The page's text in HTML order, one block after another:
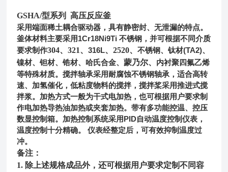
GSHA/型系列 高压反应釜
采用端面稀土耦合驱动器，具有静密封、无泄漏的特点。
釜体材料主要采用1Cr18Ni9Ti不锈钢，并可根据不同介质
要求制作304、321、316L、2520、不锈钢、钛材(TA2)、
镍材、钽材、锆材、哈氏合金、蒙乃尔、 内衬聚四氟乙烯
等特殊材质。搅拌轴承采用耐腐蚀不锈钢轴承，适合高转
速、加氢催化，低粘度物料的搅拌，搅拌桨采用推进式搅
拌浆。加热方式一般为干式电加热，也可根据用户要求制
作电加热导热油加热或夹套加热。带有多功能控温、控压
数显控制箱。加热控制系统采用PID自动温度控制仪表，
温度控制十分精确。 仪表经整定后，可有效抑制温度过
冲。
备注：
1. 除上述规格成品外，还可根据用户要求定制不同容